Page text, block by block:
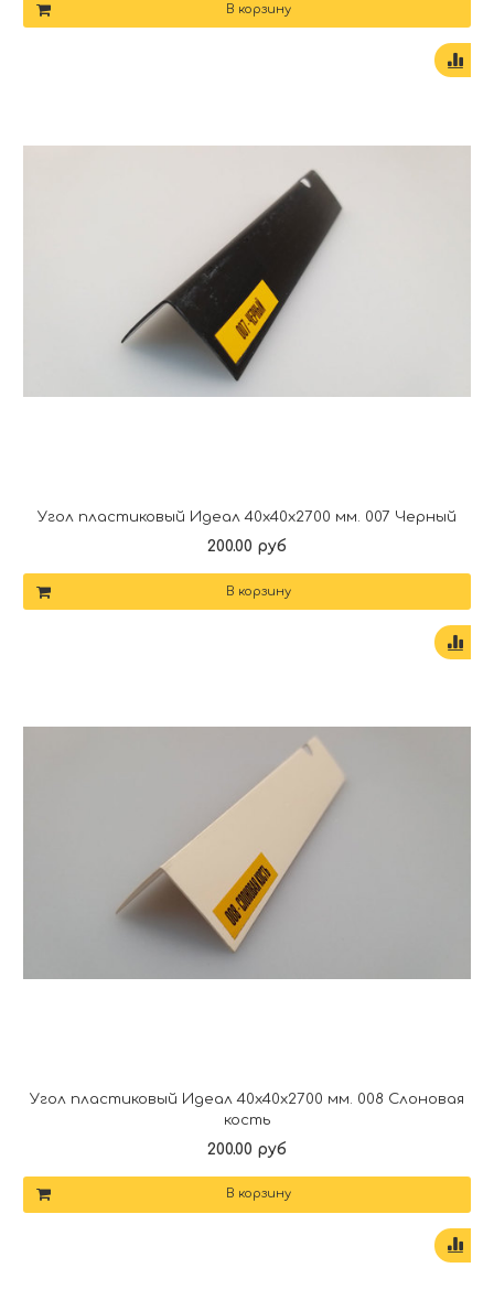
В корзину
Угол пластиковый Идеал 40х40х2700 мм. 007 Черный
200.00 руб
В корзину
Угол пластиковый Идеал 40х40х2700 мм. 008 Слоновая
кость
200.00 руб
В корзину